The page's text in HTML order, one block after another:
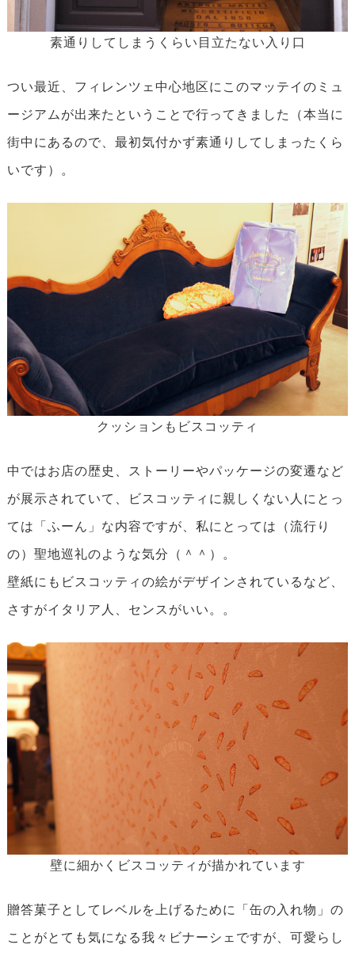
素通りしてしまうくらい目立たない入り口
つい最近、フィレンツェ中心地区にこのマッテイのミュ
ージアムが出来たということで行ってきました（本当に
街中にあるので、最初気付かず素通りしてしまったくら
いです）。
クッションもビスコッティ
中ではお店の歴史、ストーリーやパッケージの変遷など
が展示されていて、ビスコッティに親しくない人にとっ
ては「ふーん」な内容ですが、私にとっては（流行り
の）聖地巡礼のような気分（＾＾）。
壁紙にもビスコッティの絵がデザインされているなど、
さすがイタリア人、センスがいい。。
壁に細かくビスコッティが描かれています
贈答菓子としてレベルを上げるために「缶の入れ物」の
ことがとても気になる我々ビナーシェですが、可愛らし